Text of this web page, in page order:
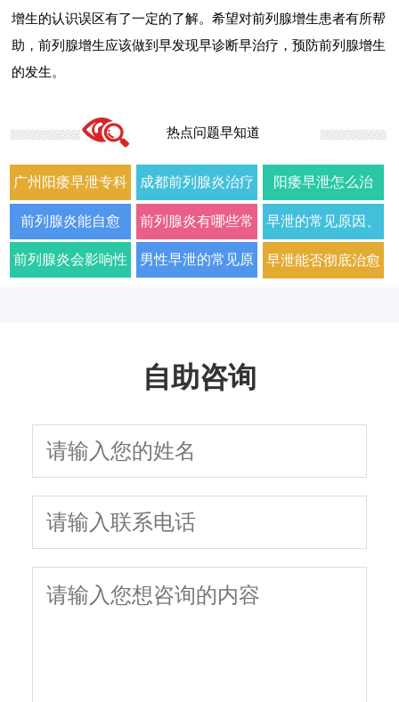
增生的认识误区有了一定的了解。希望对前列腺增生患者有所帮
助，前列腺增生应该做到早发现早诊断早治疗，预防前列腺增生
的发生。
热点问题早知道
广州阳痿早泄专科
门诊哪家好正规男
科医院排名
成都前列腺炎治疗
哪家男科医院好
2026年口碑推荐
阳痿早泄怎么治
疗？2026年男科专
家详解病因与科学
前列腺炎能自愈
吗？2026年科学治
前列腺炎有哪些常
见症状以及如何科
早泄的常见原因、
症状及改善方法全
前列腺炎会影响性 男性早泄的常见原 早泄能否彻底治愈
自助咨询